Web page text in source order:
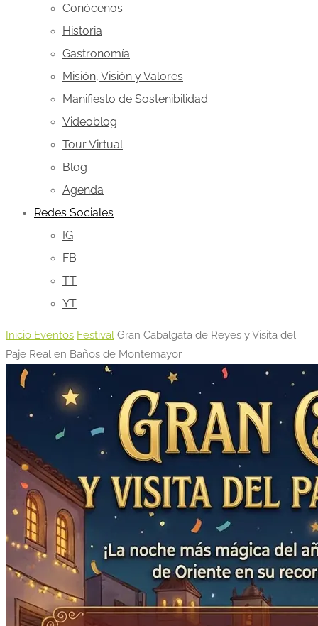
Conócenos
Historia
Gastronomía
Misión, Visión y Valores
Manifiesto de Sostenibilidad
Videoblog
Tour Virtual
Blog
Agenda
Redes Sociales
IG
FB
TT
YT
Inicio Eventos Festival Gran Cabalgata de Reyes y Visita del
Paje Real en Baños de Montemayor